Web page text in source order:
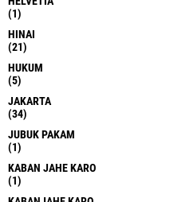
(1)
HINAI
(21)
HUKUM
(5)
JAKARTA
(34)
JUBUK PAKAM
(1)
KABAN JAHE KARO
(1)